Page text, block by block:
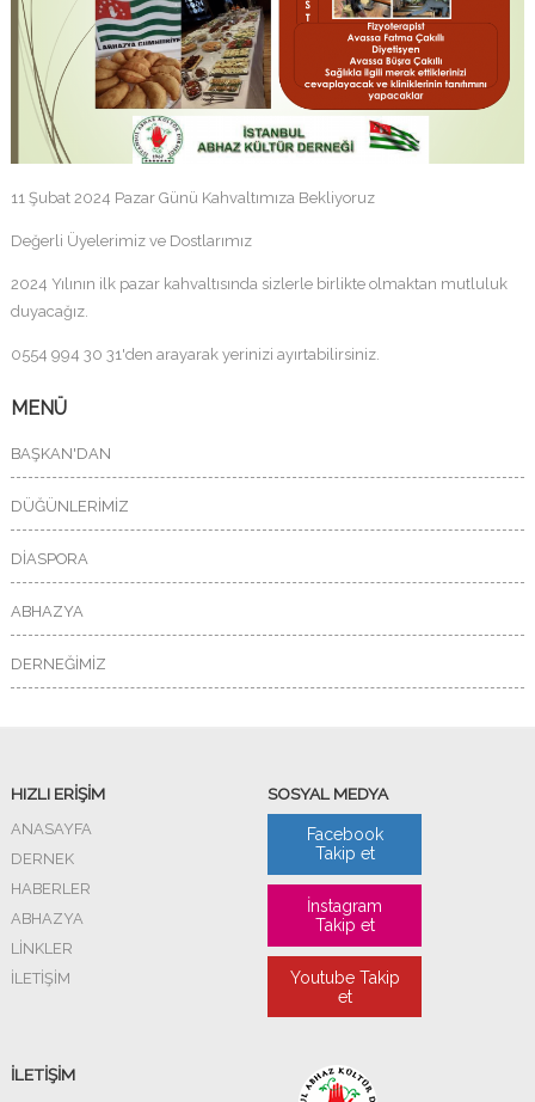
11 Şubat 2024 Pazar Günü Kahvaltımıza Bekliyoruz
Değerli Üyelerimiz ve Dostlarımız
2024 Yılının ilk pazar kahvaltısında sizlerle birlikte olmaktan mutluluk
duyacağız.
0554 994 30 31'den arayarak yerinizi ayırtabilirsiniz.
MENÜ
BAŞKAN'DAN
DÜĞÜNLERİMİZ
DİASPORA
ABHAZYA
DERNEĞİMİZ
HIZLI ERİŞİM
ANASAYFA
DERNEK
HABERLER
ABHAZYA
LİNKLER
İLETİŞİM
SOSYAL MEDYA
Facebook
Takip et
İnstagram
Takip et
Youtube Takip
et
İLETİŞİM